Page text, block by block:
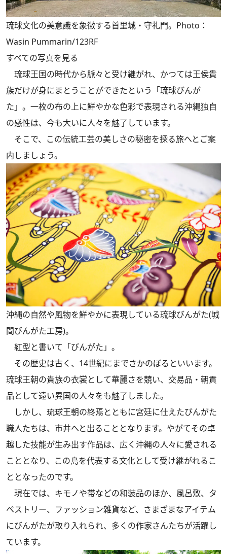
琉球文化の美意識を象徴する首里城・守礼門。Photo：
Wasin Pummarin/123RF
すべての写真を見る
琉球王国の時代から脈々と受け継がれ、かつては王侯貴
族だけが身にまとうことができたという「琉球びんが
た」。一枚の布の上に鮮やかな色彩で表現される沖縄独自
の感性は、今も大いに人々を魅了しています。
そこで、この伝統工芸の美しさの秘密を探る旅へとご案
内しましょう。
沖縄の自然や風物を鮮やかに表現している琉球びんがた(城
間びんがた工房)。
紅型と書いて「びんがた」。
その歴史は古く、14世紀にまでさかのぼるといいます。
琉球王朝の貴族の衣裳として華麗さを競い、交易品・朝貢
品として遠い異国の人々をも魅了しました。
しかし、琉球王朝の終焉とともに宮廷に仕えたびんがた
職人たちは、市井へと出ることとなります。やがてその卓
越した技能が生み出す作品は、広く沖縄の人々に愛される
こととなり、この島を代表する文化として受け継がれるこ
ととなったのです。
現在では、キモノや帯などの和装品のほか、風呂敷、タ
ペストリー、ファッション雑貨など、さまざまなアイテム
にびんがたが取り入れられ、多くの作家さんたちが活躍し
ています。